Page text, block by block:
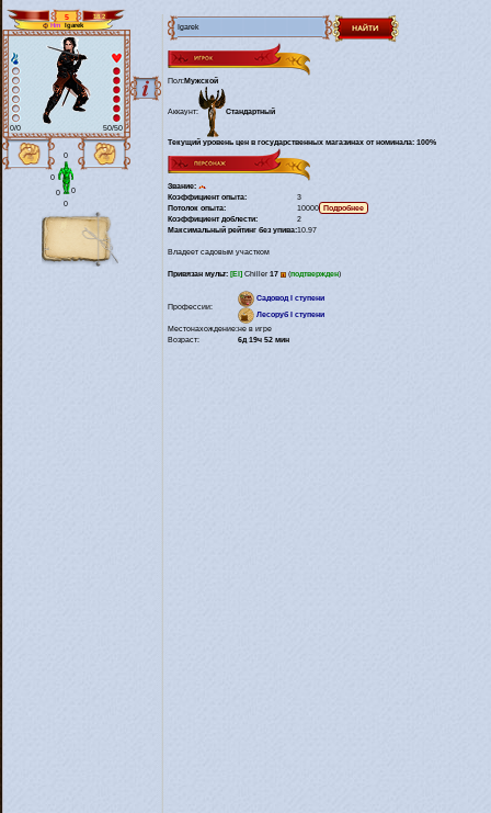
5
18.2
Hm
Igarek
0/0 50/50
0
0
0
0 0
Пол:Мужской
Аккаунт: Стандартный
Текущий уровень цен в государственных магазинах от номинала: 100%
Звание:
Коэффициент опыта:
3
Потолок опыта:
10000
Коэффициент доблести:
2
Максимальный рейтинг без упива:10.97
Владеет садовым участком
Привязан мульт: [El] Chiller17 (подтвержден)
Профессии:
Садовод I ступени
Лесоруб I ступени
Местонахождение:не в игре
Возраст:
6д 19ч 52 мин